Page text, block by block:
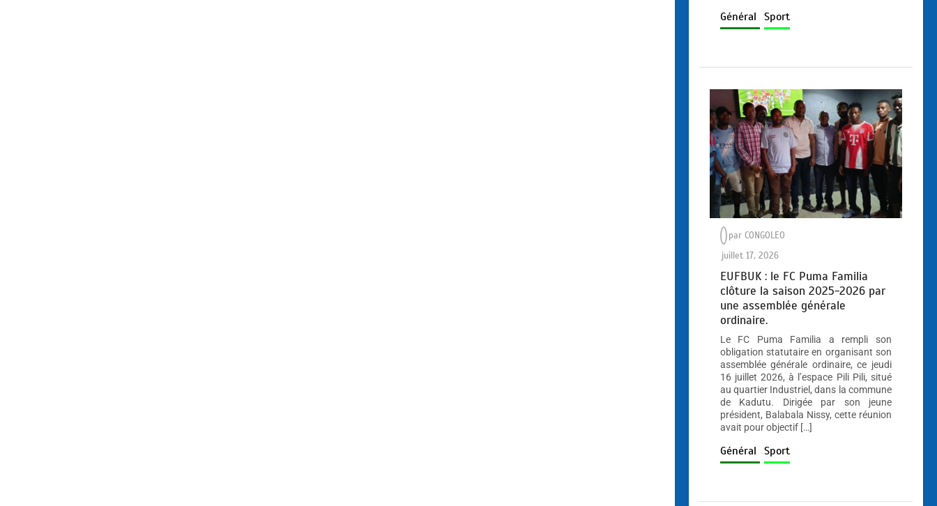
Général Sport
par CONGOLEO
juillet 17, 2026
EUFBUK : le FC Puma Familia
clôture la saison 2025-2026 par
une assemblée générale
ordinaire.
Le FC Puma Familia a rempli son
obligation statutaire en organisant son
assemblée générale ordinaire, ce jeudi
16 juillet 2026, à l’espace Pili Pili, situé
au quartier Industriel, dans la commune
de Kadutu. Dirigée par son jeune
président, Balabala Nissy, cette réunion
avait pour objectif […]
Général Sport